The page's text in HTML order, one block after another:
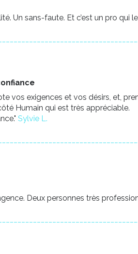
Un sans-faute. Et c’est un pro qui
vos exigences et vos désirs, et,
Humain qui est très appréciable.
Sylvie L.
Deux personnes très